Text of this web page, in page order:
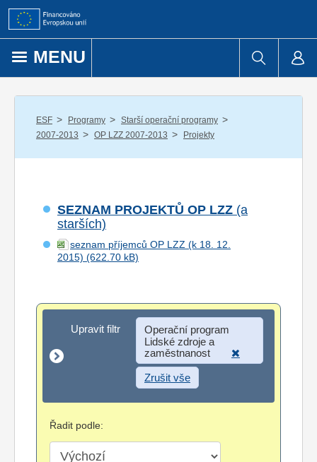
Přejít k obsahu
MENU
ESF / Programy / Starší operační programy /
2007-2013 / OP LZZ 2007-2013 / Projekty
SEZNAM PROJEKTŮ OP LZZ (a
starších)
seznam příjemců OP LZZ (k 18. 12.
2015)
Upravit filtr
Upravit filtr
Operační program
Lidské zdroje a
zaměstnanost
Zrušit vše
Řadit podle: